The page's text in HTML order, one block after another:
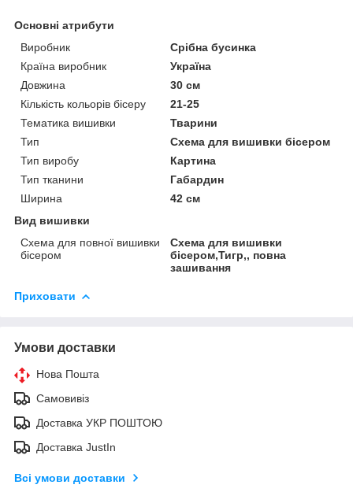
Основні атрибути
Виробник
Срібна бусинка
Країна виробник
Україна
Довжина
30 см
Кількість кольорів бісеру
21-25
Тематика вишивки
Тварини
Тип
Схема для вишивки бісером
Тип виробу
Картина
Тип тканини
Габардин
Ширина
42 см
Вид вишивки
Схема для повної вишивки
бісером
Схема для вишивки
бісером,Тигр,, повна
зашивання
Приховати
Умови доставки
Нова Пошта
Самовивіз
Доставка УКР ПОШТОЮ
Доставка JustIn
Всі умови доставки